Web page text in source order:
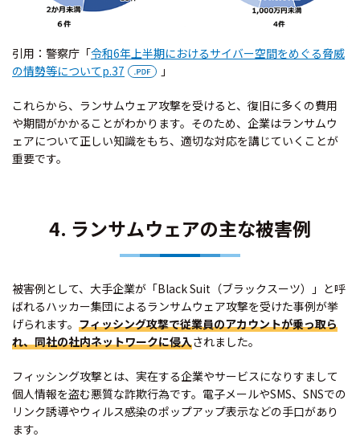
引用：警察庁「令和6年上半期におけるサイバー空間をめぐる脅威
の情勢等についてp.37
」
これらから、ランサムウェア攻撃を受けると、復旧に多くの費用
や期間がかかることがわかります。そのため、企業はランサムウ
ェアについて正しい知識をもち、適切な対応を講じていくことが
重要です。
4. ランサムウェアの主な被害例
被害例として、大手企業が「Black Suit（ブラックスーツ）」と呼
ばれるハッカー集団によるランサムウェア攻撃を受けた事例が挙
げられます。 フィッシング攻撃で従業員のアカウントが乗っ取ら
れ、同社の社内ネットワークに侵入されました。
フィッシング攻撃とは、実在する企業やサービスになりすまして
個人情報を盗む悪質な詐欺行為です。電子メールやSMS、SNSでの
リンク誘導やウィルス感染のポップアップ表示などの手口があり
ます。